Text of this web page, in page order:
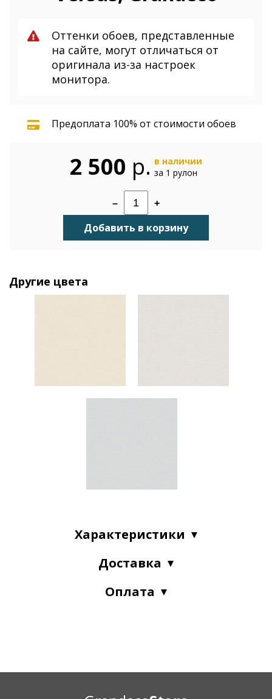
Оттенки обоев, представленные
на сайте, могут отличаться от
оригинала из-за настроек
монитора.
Предоплата 100% от стоимости обоев
2 500 р. в наличии
за 1 рулон
– +
Добавить в корзину
Другие цвета
Характеристики
Доставка
Оплата